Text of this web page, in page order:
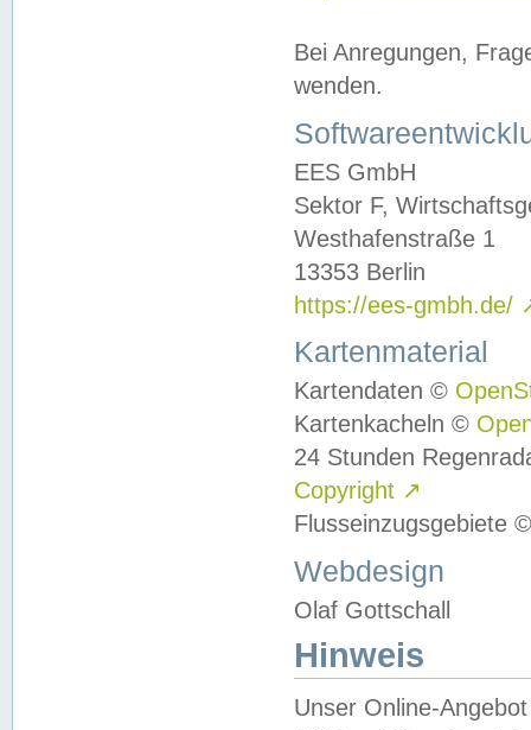
Bei Anregungen,
wenden.
EES GmbH
Sektor F,
Westhafenstraße 1
13353 Berlin
https://ees-gmbh.de/
Kartenmaterial
Kartendaten ©
Kartenkacheln ©
24 Stunden
Copyright ↗
Flusseinzugsgebiete
Webdesign
Olaf Gottschall
Hinweis
Unser Online-